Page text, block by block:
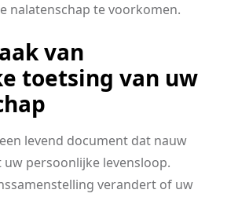
nalatenschap te voorkomen.
van
toetsing van uw
levend document dat nauw
persoonlijke levensloop.
verandert of uw